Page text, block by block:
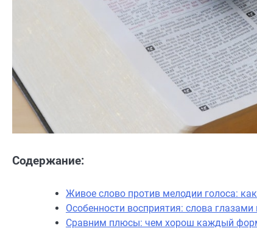
Содержание:
Живое слово против мелодии голоса:
Особенности восприятия: слова
Сравним плюсы: чем хорош каждый